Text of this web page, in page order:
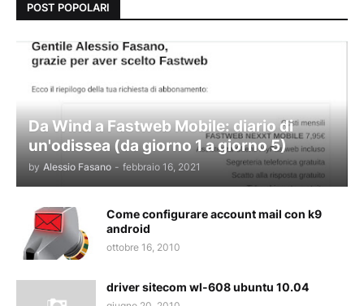
POST POPOLARI
Da Wind a Fastweb Mobile: diario di
un'odissea (da giorno 1 a giorno 5)
by Alessio Fasano - febbraio 16, 2021
Come configurare account mail con k9
android
ottobre 16, 2010
driver sitecom wl-608 ubuntu 10.04